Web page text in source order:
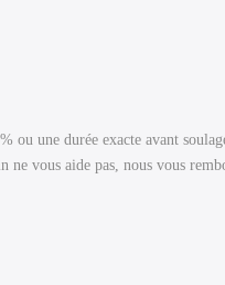
ou une durée exacte avant
vous aide pas, nous vous